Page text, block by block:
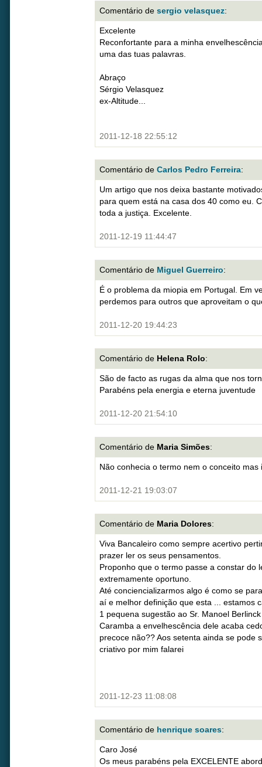
Comentário de sergio velasquez:
Excelente
Reconfortante para a minha
uma das tuas palavras.
Abraço
Sérgio Velasquez
ex-Altitude...
2011-12-18 22:55:12
Comentário de Carlos Pedro Ferreira:
Um artigo que nos deixa bastante
para quem está na casa dos 40 como eu.
toda a justiça. Excelente.
2011-12-19 11:44:47
Comentário de Miguel Guerreiro:
É o problema da miopia em Portugal. Em
perdemos para outros que aproveitam o
2011-12-20 19:44:23
Comentário de Helena Rolo:
São de facto as rugas da alma que nos
Parabéns pela energia e eterna juventude
2011-12-20 21:54:10
Comentário de Maria Simões:
Não conhecia o termo nem o conceito mas
2011-12-21 19:03:07
Comentário de Maria Dolores:
Viva Bancaleiro como sempre acertivo
prazer ler os seus pensamentos.
Proponho que o termo passe a constar do
extremamente oportuno.
Até conciencializarmos algo é como se
aí e melhor definição que esta ... estamos
1 pequena sugestão ao Sr. Manoel
Caramba a envelhescência dele acaba
precoce não?? Aos setenta ainda se pode
criativo por mim falarei
2011-12-23 11:08:08
Comentário de henrique soares:
Caro José
Os meus parabéns pela EXCELENTE